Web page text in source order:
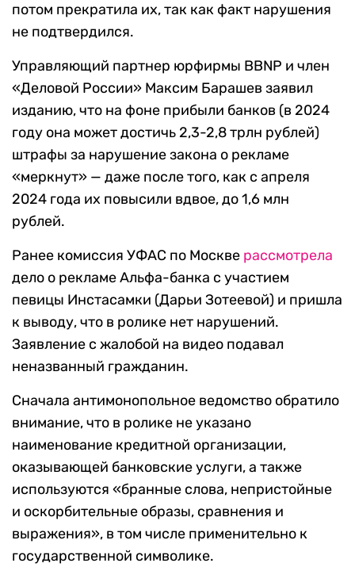
потом прекратила их, так как факт нарушения
не подтвердился.
Управляющий партнер юрфирмы BBNP и член
«Деловой России» Максим Барашев заявил
изданию, что на фоне прибыли банков (в 2024
году она может достичь 2,3-2,8 трлн рублей)
штрафы за нарушение закона о рекламе
«меркнут» — даже после того, как с апреля
2024 года их повысили вдвое, до 1,6 млн
рублей.
Ранее комиссия УФАС по Москве рассмотрела
дело о рекламе Альфа-банка с участием
певицы Инстасамки (Дарьи Зотеевой) и пришла
к выводу, что в ролике нет нарушений.
Заявление с жалобой на видео подавал
неназванный гражданин.
Сначала антимонопольное ведомство обратило
внимание, что в ролике не указано
наименование кредитной организации,
оказывающей банковские услуги, а также
используются «бранные слова, непристойные
и оскорбительные образы, сравнения и
выражения», в том числе применительно к
государственной символике.